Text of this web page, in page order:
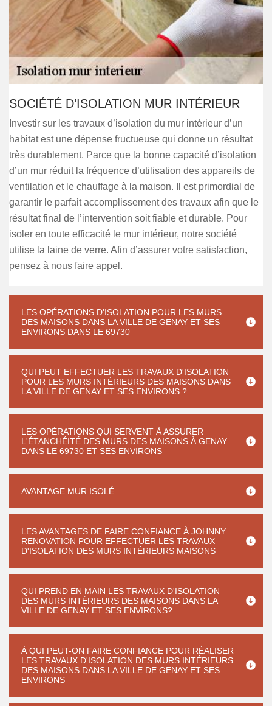
SOCIÉTÉ D’ISOLATION MUR INTÉRIEUR
Investir sur les travaux d’isolation du mur intérieur d’un
habitat est une dépense fructueuse qui donne un résultat
très durablement. Parce que la bonne capacité d’isolation
d’un mur réduit la fréquence d’utilisation des appareils de
ventilation et le chauffage à la maison. Il est primordial de
garantir le parfait accomplissement des travaux afin que le
résultat final de l’intervention soit fiable et durable. Pour
isoler en toute efficacité le mur intérieur, notre société
utilise la laine de verre. Afin d’assurer votre satisfaction,
pensez à nous faire appel.
LES OPÉRATIONS D'ISOLATION POUR LES MURS
DES MAISONS DANS LA VILLE DE GENAY ET SES
ENVIRONS DANS LE 69730
QUI PEUT EFFECTUER LES TRAVAUX D'ISOLATION
POUR LES MURS INTÉRIEURS DES MAISONS DANS
LA VILLE DE GENAY ET SES ENVIRONS ?
LES OPÉRATIONS QUI SERVENT À ASSURER
L'ÉTANCHÉITÉ DES MURS DES MAISONS À GENAY
DANS LE 69730 ET SES ENVIRONS
AVANTAGE MUR ISOLÉ
LES AVANTAGES DE FAIRE CONFIANCE À JOHNNY
RENOVATION POUR EFFECTUER LES TRAVAUX
D'ISOLATION DES MURS INTÉRIEURS MAISONS
QUI PREND EN MAIN LES TRAVAUX D'ISOLATION
DES MURS INTÉRIEURS DES MAISONS DANS LA
VILLE DE GENAY ET SES ENVIRONS?
À QUI PEUT-ON FAIRE CONFIANCE POUR RÉALISER
LES TRAVAUX D'ISOLATION DES MURS INTÉRIEURS
DES MAISONS DANS LA VILLE DE GENAY ET SES
ENVIRONS